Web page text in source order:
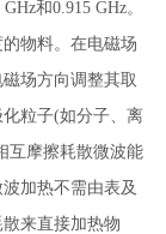
和0.915 GHz。
物料。在电磁场
场方向调整其取
粒子(如分子、离
互摩擦耗散微波能
加热不需由表及
来直接加热物